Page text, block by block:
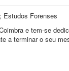
Estudos Forenses
e tem-se
a terminar o seu